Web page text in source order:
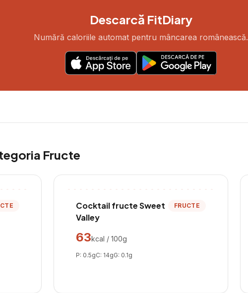
Descarcă FitDiary
Numără caloriile automat pentru mâncarea românească.
Fructe
Cocktail fructe Sweet
Valley
FRUCTE
63kcal / 100g
P: 0.5gC: 14gG: 0.1g